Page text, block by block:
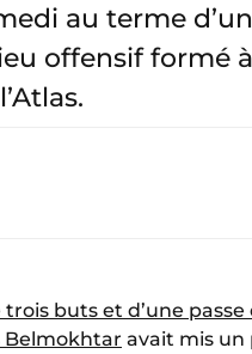
au terme
offensif formé
buts et d’une passe
Belmokhtar avait mis un